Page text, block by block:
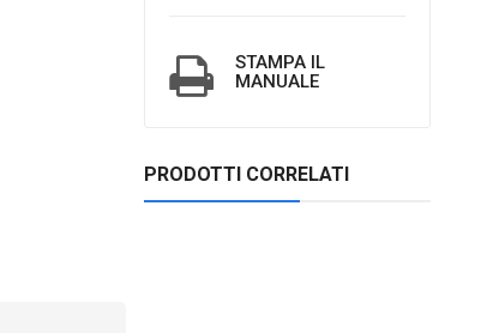
STAMPA IL
MANUALE
PRODOTTI CORRELATI